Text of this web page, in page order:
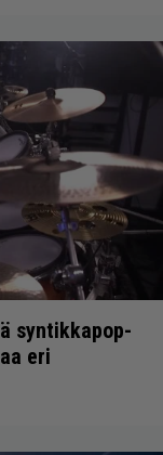
syntikkapop-
eri